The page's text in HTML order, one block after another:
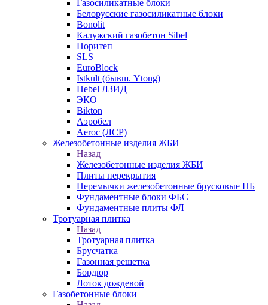
Газосиликатные блоки
Белорусские газосиликатные блоки
Bonolit
Калужский газобетон Sibel
Поритеп
SLS
EuroBlock
Istkult (бывш. Ytong)
Hebel ЛЗИД
ЭКО
Bikton
Аэробел
Aeroc (ЛСР)
Железобетонные изделия ЖБИ
Назад
Железобетонные изделия ЖБИ
Плиты перекрытия
Перемычки железобетонные брусковые ПБ
Фундаментные блоки ФБС
Фундаментные плиты ФЛ
Тротуарная плитка
Назад
Тротуарная плитка
Брусчатка
Газонная решетка
Бордюр
Лоток дождевой
Газобетонные блоки